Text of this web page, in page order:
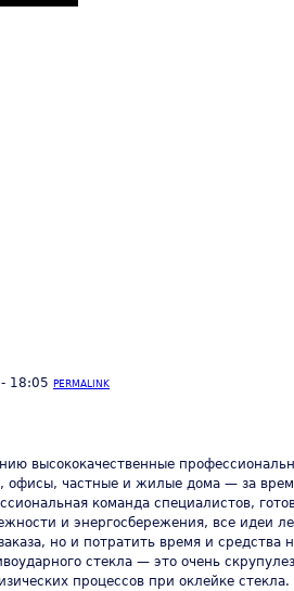
18:05 PERMALINK
высококачественные
офисы, частные и жилые дома — за
команда специалистов,
и энергосбережения, все идеи
но и потратить время и
стекла — это очень
процессов при оклейке